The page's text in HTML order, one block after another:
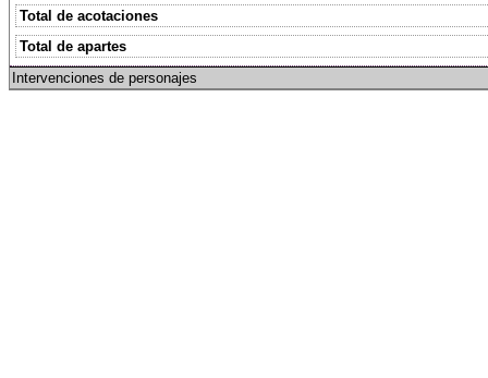
Total de acotaciones
Total de apartes
Intervenciones de personajes